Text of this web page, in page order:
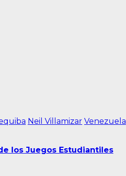
Neil Villamizar Venezuela
los Juegos Estudiantiles